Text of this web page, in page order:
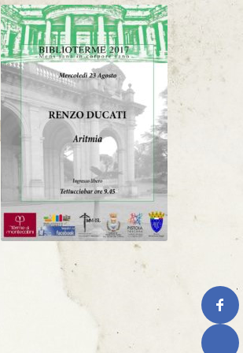
Caffè Storico, XV, 2024Caffè Storico, XVI, 2024
I Numeri della RivistaI numeri di Ante
Marco CorsiniMirco MannozziNote in Musica